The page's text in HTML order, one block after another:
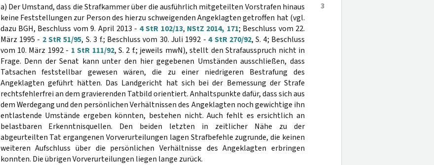
3
a) Der Umstand, dass die Strafkammer über die ausführlich mitgeteilten Vorstrafen hinaus
keine Feststellungen zur Person des hierzu schweigenden Angeklagten getroffen hat (vgl.
dazu BGH, Beschluss vom 9. April 2013 - 4 StR 102/13, NStZ 2014, 171; Beschluss vom 22.
März 1995 - 2 StR 51/95, S. 3 f.; Beschluss vom 30. Juli 1992 -4 StR 270/92, S. 4; Beschluss
vom 10. März 1992 - 1 StR 111/92, S. 2 f.; jeweils mwN), stellt den Strafausspruch nicht in
Frage. Denn der Senat kann unter den hier gegebenen Umständen ausschließen, dass
Tatsachen feststellbar gewesen wären, die zu einer niedrigeren Bestrafung des
Angeklagten geführt hätten. Das Landgericht hat sich bei der Bemessung der Strafe
rechtsfehlerfrei an dem gravierenden Tatbild orientiert. Anhaltspunkte dafür, dass sich aus
dem Werdegang und den persönlichen Verhältnissen des Angeklagten noch gewichtige ihn
entlastende Umstände ergeben könnten, bestehen nicht. Auch fehlt es ersichtlich an
belastbaren Erkenntnisquellen. Den beiden letzten in zeitlicher Nähe zu der
abgeurteilten Tat ergangenen Vorverurteilungen lagen Strafbefehle zugrunde, die keinen
weiteren Aufschluss über die persönlichen Verhältnisse des Angeklagten erbringen
konnten. Die übrigen Vorverurteilungen liegen lange zurück.